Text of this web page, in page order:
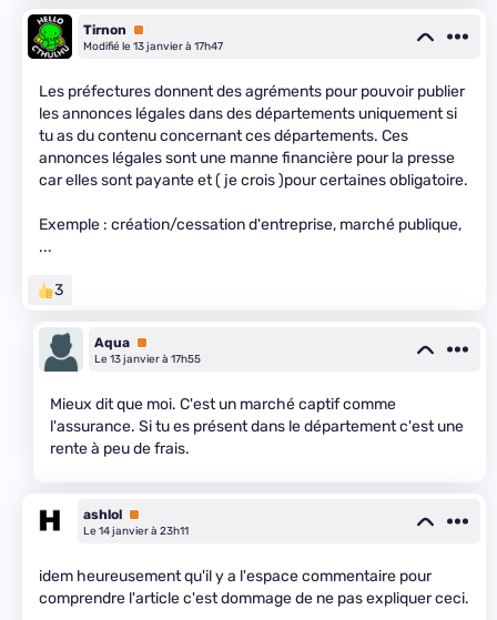
Tirnon
Premium
Modifié le 13 janvier à 17h47
Les préfectures donnent des agréments pour pouvoir publier
les annonces légales dans des départements uniquement si
tu as du contenu concernant ces départements. Ces
annonces légales sont une manne financière pour la presse
car elles sont payante et ( je crois )pour certaines obligatoire.
Exemple : création/cessation d'entreprise, marché publique,
...
3
Aqua Premium
Le 13 janvier à 17h55
Mieux dit que moi. C'est un marché captif comme
l'assurance. Si tu es présent dans le département c'est une
rente à peu de frais.
ashlol Premium
Le 14 janvier à 23h11
idem heureusement qu'il y a l'espace commentaire pour
comprendre l'article c'est dommage de ne pas expliquer ceci.